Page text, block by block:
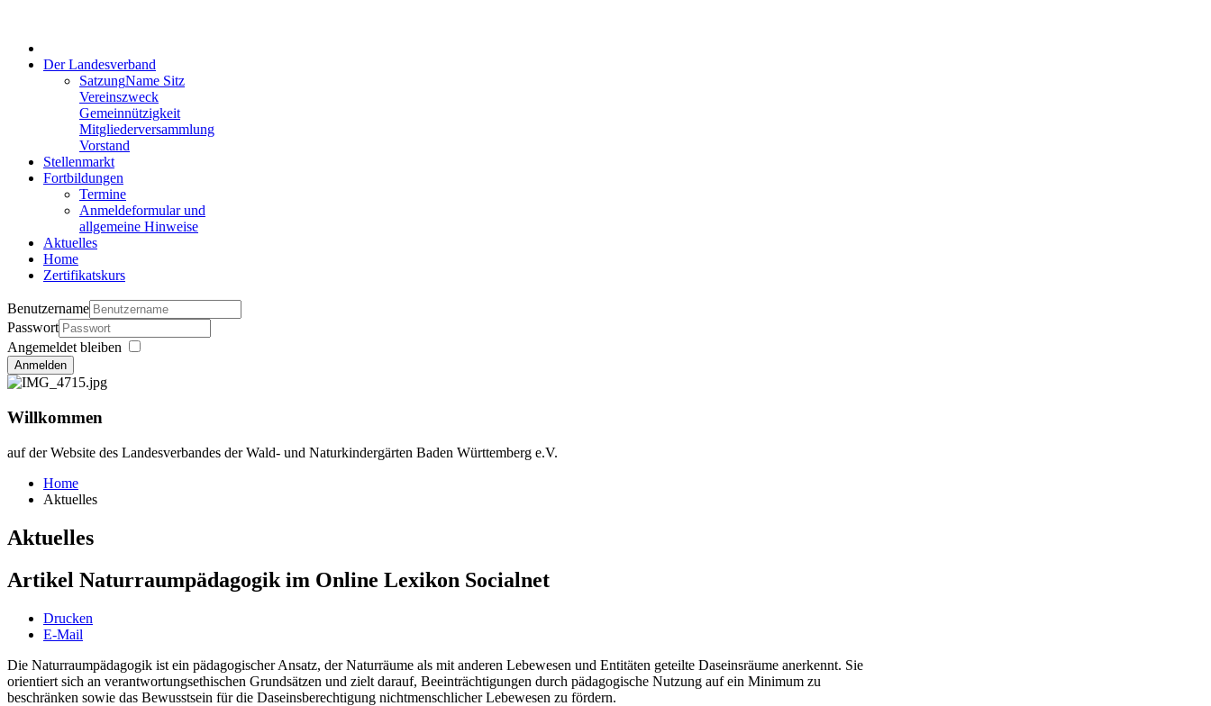
Der Landesverband
SatzungName Sitz
Vereinszweck
Gemeinnützigkeit
Mitgliederversammlung
Vorstand
Stellenmarkt
Fortbildungen
Termine
Anmeldeformular und
allgemeine Hinweise
Aktuelles
Home
Zertifikatskurs
Benutzername
Passwort
Angemeldet bleiben
Anmelden
Willkommen
auf der Website des Landesverbandes der Wald- und Naturkindergärten Baden Württemberg e.V.
Home
Aktuelles
Aktuelles
Artikel Naturraumpädagogik im Online Lexikon Socialnet
Drucken
E-Mail
Die Naturraumpädagogik ist ein pädagogischer Ansatz, der Naturräume als mit anderen Lebewesen und Entitäten geteilte Daseinsräume anerkennt. Sie
orientiert sich an verantwortungsethischen Grundsätzen und zielt darauf, Beeinträchtigungen durch pädagogische Nutzung auf ein Minimum zu
beschränken sowie das Bewusstsein für die Daseinsberechtigung nichtmenschlicher Lebewesen zu fördern.